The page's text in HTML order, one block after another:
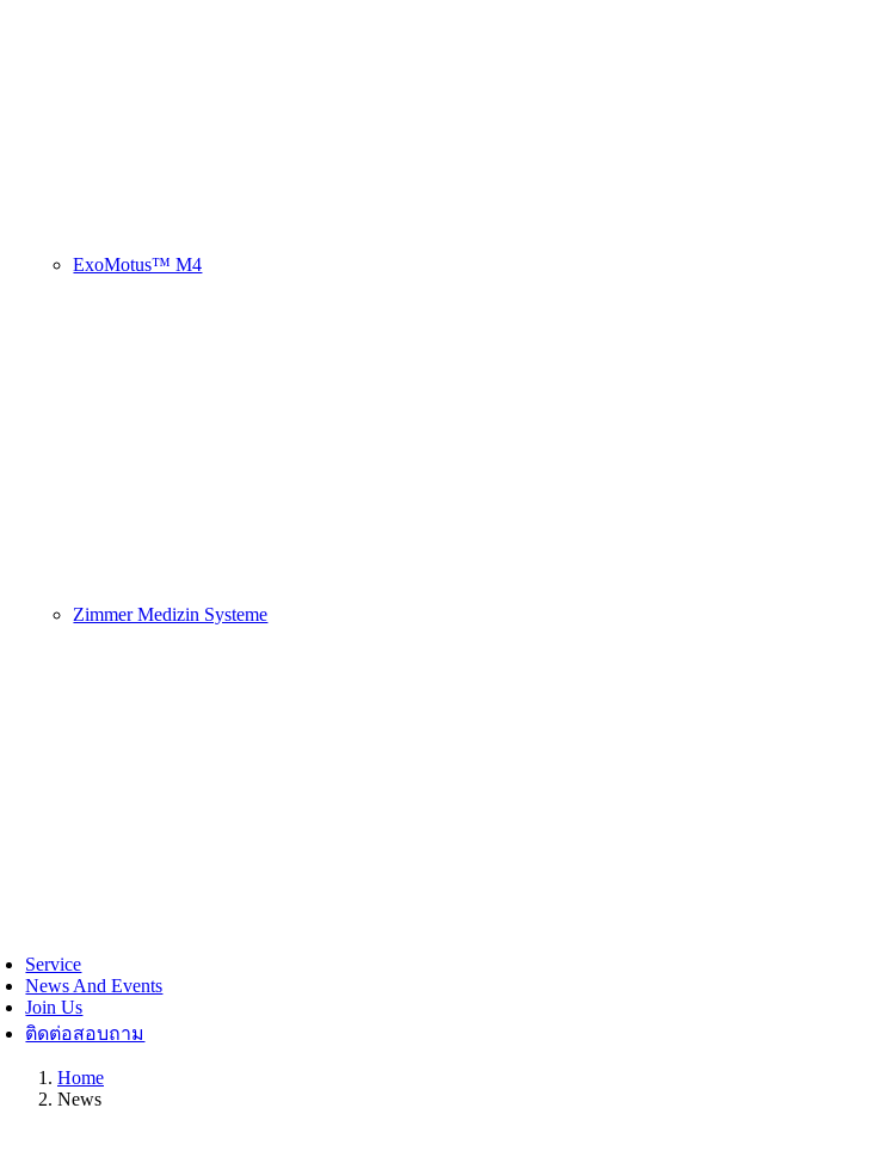
ExoMotus™ M4
Zimmer Medizin Systeme
Service
News And Events
Join Us
ติดต่อสอบถาม
Home
News